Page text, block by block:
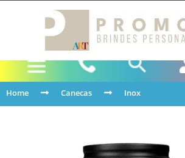
Home Canecas Inox